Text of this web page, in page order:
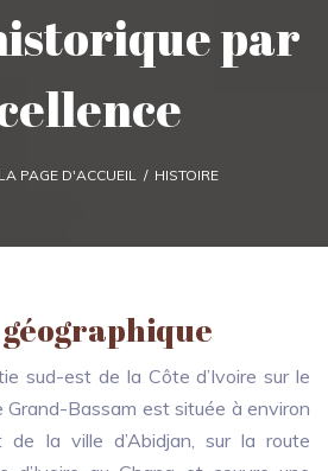
par
PAGE D'ACCUEIL / HISTOIRE
sud-est de la Côte d’Ivoire sur le
Grand-Bassam est située à environ
de la ville d’Abidjan, sur la route